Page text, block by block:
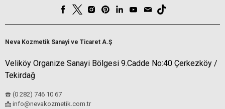
Neva Kozmetik Sanayi ve Ticaret A.Ş
Veliköy Organize Sanayi Bölgesi 9.Cadde No:40 Çerkezköy /
Tekirdağ
☎️ (0 282) 746 10 67
📩 info@nevakozmetik.com.tr